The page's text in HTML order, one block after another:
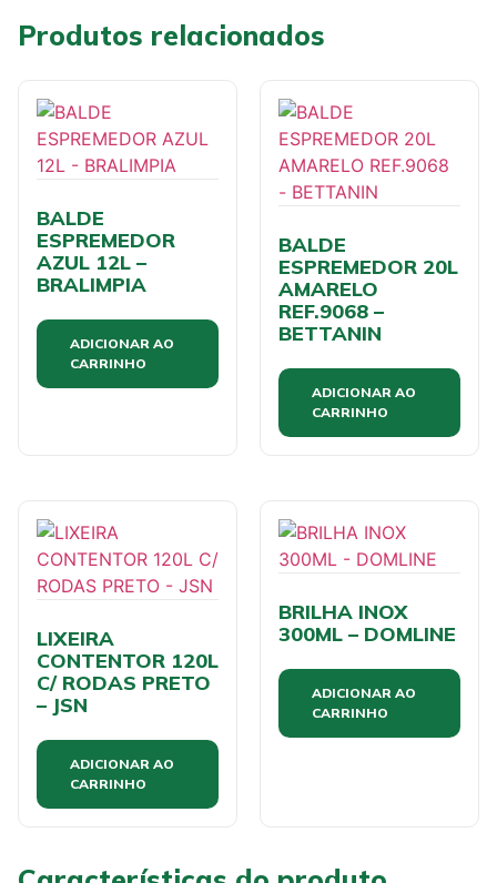
Produtos relacionados
BALDE
ESPREMEDOR
AZUL 12L –
BRALIMPIA
ADICIONAR AO
CARRINHO
BALDE
ESPREMEDOR 20L
AMARELO
REF.9068 –
BETTANIN
ADICIONAR AO
CARRINHO
LIXEIRA
CONTENTOR 120L
C/ RODAS PRETO
– JSN
ADICIONAR AO
CARRINHO
BRILHA INOX
300ML – DOMLINE
ADICIONAR AO
CARRINHO